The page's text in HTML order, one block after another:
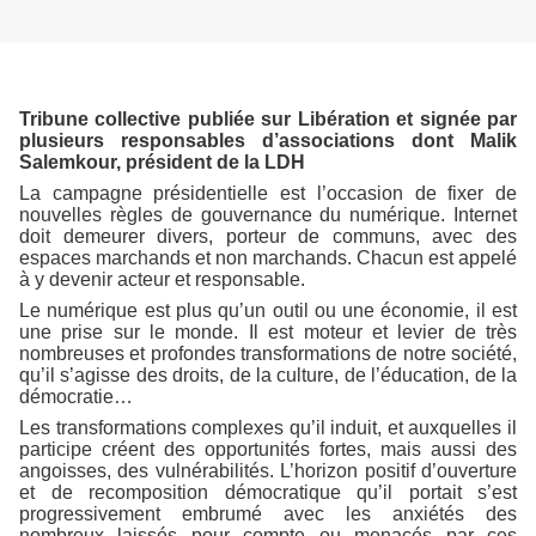
Tribune collective publiée sur Libération et signée par
plusieurs responsables d’associations dont Malik
Salemkour, président de la LDH
La campagne présidentielle est l’occasion de fixer de
nouvelles règles de gouvernance du numérique. Internet
doit demeurer divers, porteur de communs, avec des
espaces marchands et non marchands. Chacun est appelé
à y devenir acteur et responsable.
Le numérique est plus qu’un outil ou une économie, il est
une prise sur le monde. Il est moteur et levier de très
nombreuses et profondes transformations de notre société,
qu’il s’agisse des droits, de la culture, de l’éducation, de la
démocratie…
Les transformations complexes qu’il induit, et auxquelles il
participe créent des opportunités fortes, mais aussi des
angoisses, des vulnérabilités. L’horizon positif d’ouverture
et de recomposition démocratique qu’il portait s’est
progressivement embrumé avec les anxiétés des